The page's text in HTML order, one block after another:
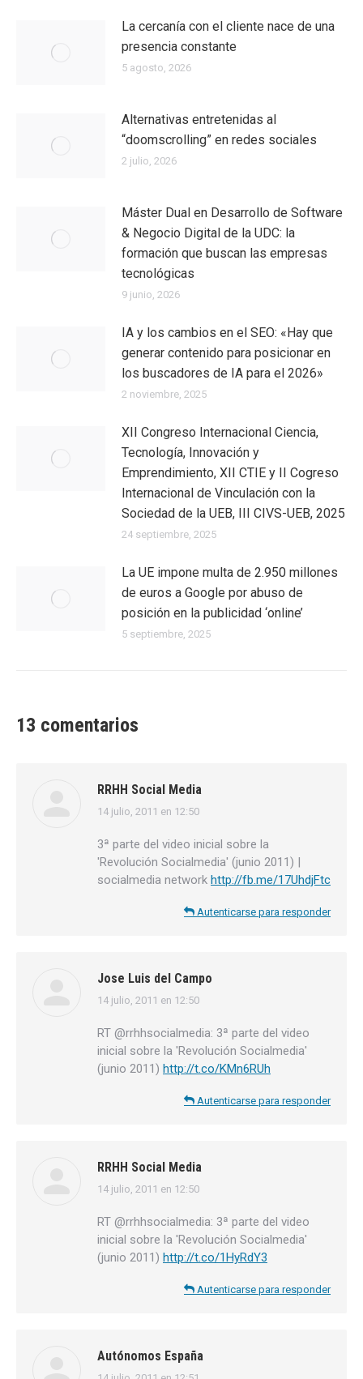
La cercanía con el cliente nace de una
presencia constante
5 agosto, 2026
Alternativas entretenidas al
“doomscrolling” en redes sociales
2 julio, 2026
Máster Dual en Desarrollo de Software
& Negocio Digital de la UDC: la
formación que buscan las empresas
tecnológicas
9 junio, 2026
IA y los cambios en el SEO: «Hay que
generar contenido para posicionar en
los buscadores de IA para el 2026»
2 noviembre, 2025
XII Congreso Internacional Ciencia,
Tecnología, Innovación y
Emprendimiento, XII CTIE y II Cogreso
Internacional de Vinculación con la
Sociedad de la UEB, III CIVS-UEB, 2025
24 septiembre, 2025
La UE impone multa de 2.950 millones
de euros a Google por abuso de
posición en la publicidad ‘online’
5 septiembre, 2025
13 comentarios
RRHH Social Media
dice:
14 julio, 2011 en 12:50
3ª parte del video inicial sobre la
'Revolución Socialmedia' (junio 2011) |
socialmedia network http://fb.me/17UhdjFtc
Autenticarse para responder
Jose Luis del Campo
dice:
14 julio, 2011 en 12:50
RT @rrhhsocialmedia: 3ª parte del video
inicial sobre la 'Revolución Socialmedia'
(junio 2011) http://t.co/KMn6RUh
Autenticarse para responder
RRHH Social Media
dice:
14 julio, 2011 en 12:50
RT @rrhhsocialmedia: 3ª parte del video
inicial sobre la 'Revolución Socialmedia'
(junio 2011) http://t.co/1HyRdY3
Autenticarse para responder
Autónomos España